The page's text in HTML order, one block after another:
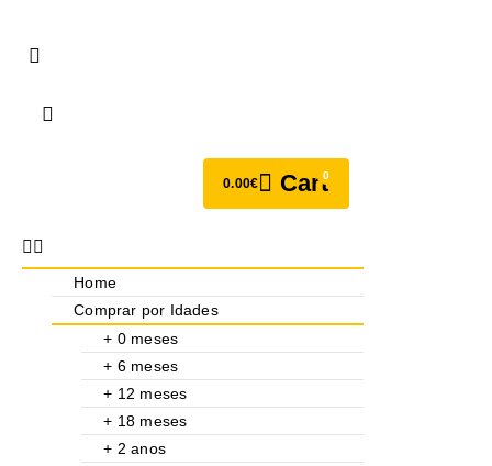
0.00€
0
Cart
Home
Comprar por Idades
+ 0 meses
+ 6 meses
+ 12 meses
+ 18 meses
+ 2 anos